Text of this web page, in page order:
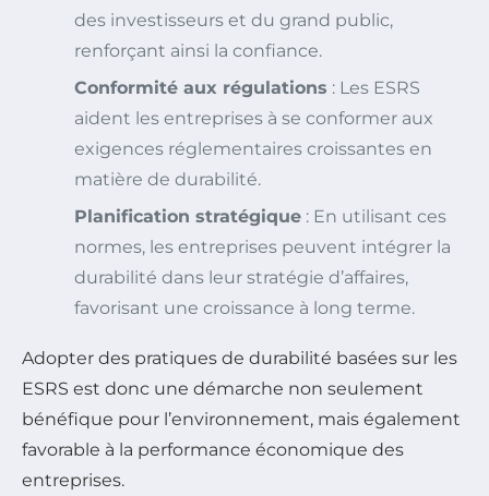
des investisseurs et du grand public,
renforçant ainsi la confiance.
Conformité aux régulations : Les ESRS
aident les entreprises à se conformer aux
exigences réglementaires croissantes en
matière de durabilité.
Planification stratégique : En utilisant ces
normes, les entreprises peuvent intégrer la
durabilité dans leur stratégie d’affaires,
favorisant une croissance à long terme.
Adopter des pratiques de durabilité basées sur les
ESRS est donc une démarche non seulement
bénéfique pour l’environnement, mais également
favorable à la performance économique des
entreprises.